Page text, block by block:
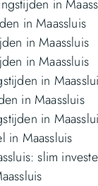
in
in Maassluis
in Maassluis
in Maassluis
in
in Maassluis
in
in Maassluis
slim